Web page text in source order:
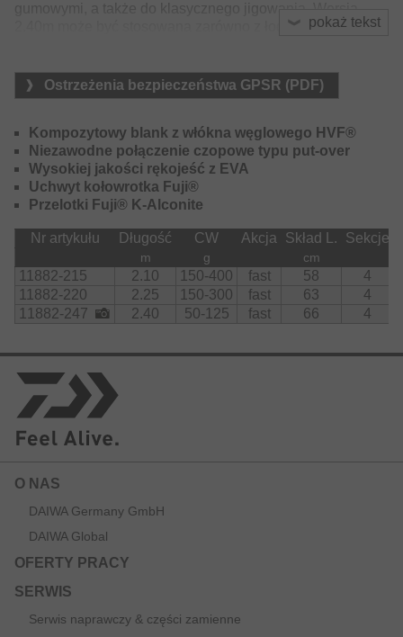
pokaż tekst
2.40m może być stosowana zarówno z łodzi, jak i z brzegu
Wędka o długości 2.10m i ciężarze wyrzutu do 400g to
silnym nurcie lub na dużych głębokościach, a celem są
bardzo duże okazy dorszy i halibutów.
Ostrzeżenia bezpieczeństwa GPSR (PDF)
Kompozytowy blank z włókna węglowego HVF®
Niezawodne połączenie czopowe typu put-over
Wysokiej jakości rękojeść z EVA
Uchwyt kołowrotka Fuji®
Przelotki Fuji® K-Alconite
Nr artykułu Długość CW Akcja Skład L. Sekcje
m g cm
11882-215 2.10 150-400 fast 58
4
11882-220
2.25 150-300 fast 63
4
11882-247
2.40 50-125 fast 66 4
O NAS
DAIWA Germany GmbH
DAIWA Global
OFERTY PRACY
SERWIS
Serwis naprawczy & części zamienne